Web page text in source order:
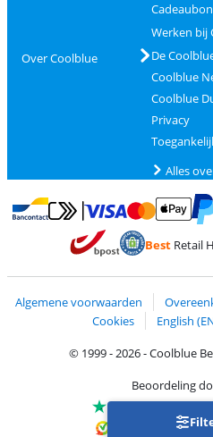
Over Coolblue
Werken bij
De
Coolblue
Coolblue
Privacy
Alles
Betalen met Bancontact
Betalen met MasterCard en
BestRetail
Algemene voorwaarden
Cookies
English
© 1999 - 2026 - Coolblue
Beoordeling
Trustpilot 4/5-
Kiyoh 9.1/10-